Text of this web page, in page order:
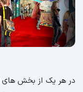
در هر یک از بخش های